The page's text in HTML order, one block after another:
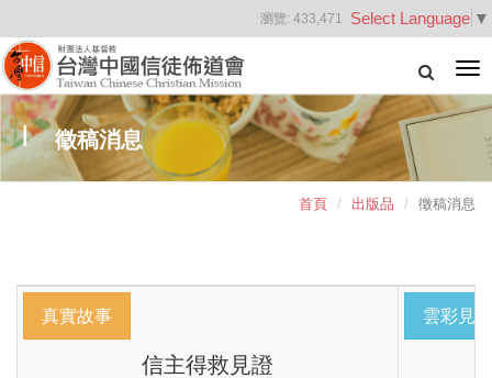
Select Language ▼
瀏覽: 433,471
徵稿消息
首頁 出版品 徵稿消息
真實故事
信主得救見證
雲彩見證